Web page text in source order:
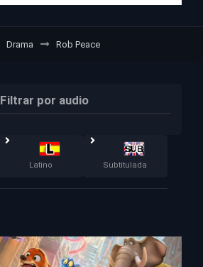
Drama Rob Peace
Filtrar por audio
Latino Subtitulada